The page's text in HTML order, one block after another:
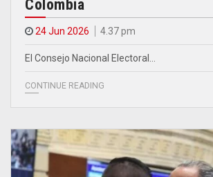
Colombia
24 Jun 2026 4.37 pm
El Consejo Nacional Electoral…
CONTINUE READING